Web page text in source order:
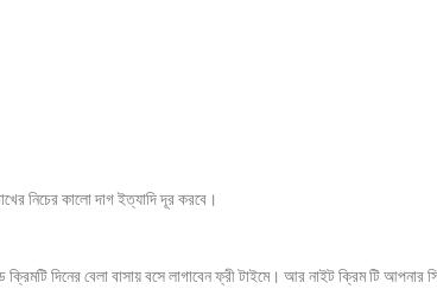
নিচের কালো দাগ ইত্যাদি দূর করবে।
দিনের বেলা বাসায় বসে লাগাবেন ফ্রী টাইমে। আর নাইট ক্রিম টি আপনার